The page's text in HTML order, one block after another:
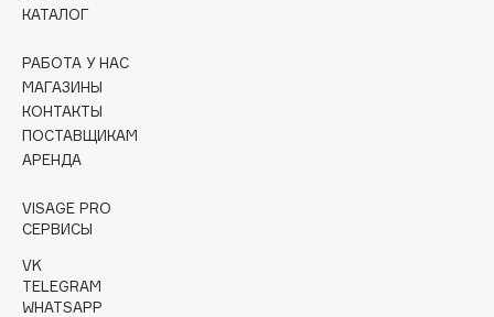
Cottolina
Curaprox
d'Alba
DABO
DARLING*
КАТАЛОГ
РАБОТА У НАС
МАГАЗИНЫ
КОНТАКТЫ
ПОСТАВЩИКАМ
АРЕНДА
VISAGE PRO
СЕРВИСЫ
VK
TELEGRAM
WHATSAPP